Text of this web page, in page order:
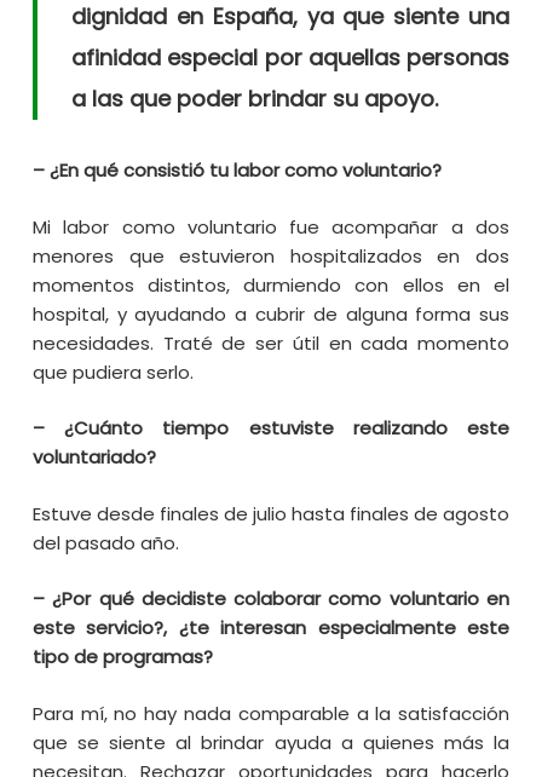
dignidad en España, ya que siente una
afinidad especial por aquellas personas
a las que poder brindar su apoyo.
– ¿En qué consistió tu labor como voluntario?
Mi labor como voluntario fue acompañar a dos
menores que estuvieron hospitalizados en dos
momentos distintos, durmiendo con ellos en el
hospital, y ayudando a cubrir de alguna forma sus
necesidades. Traté de ser útil en cada momento
que pudiera serlo.
– ¿Cuánto tiempo estuviste realizando este
voluntariado?
Estuve desde finales de julio hasta finales de agosto
del pasado año.
– ¿Por qué decidiste colaborar como voluntario en
este servicio?, ¿te interesan especialmente este
tipo de programas?
Para mí, no hay nada comparable a la satisfacción
que se siente al brindar ayuda a quienes más la
necesitan. Rechazar oportunidades para hacerlo